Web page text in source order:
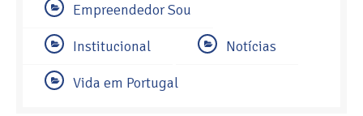
Empreendedor Sou
Institucional Notícias
Vida em Portugal